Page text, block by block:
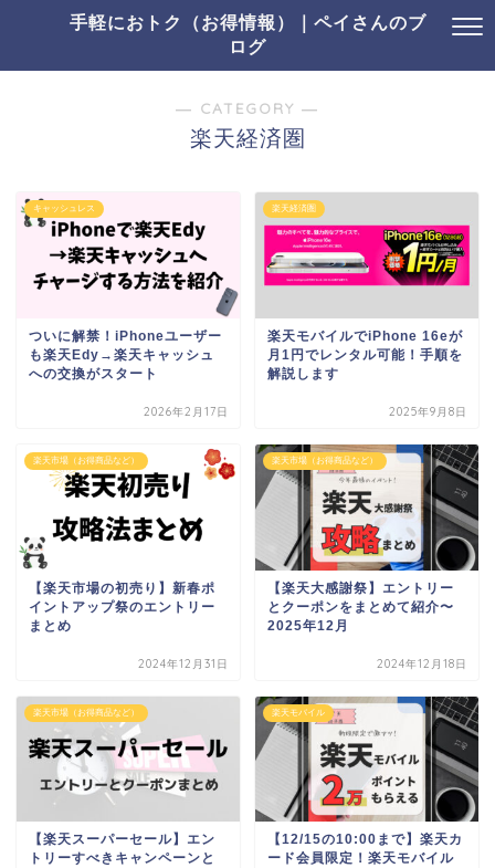
手軽におトク（お得情報）｜ペイさんのブ
ログ
― CATEGORY ―
楽天経済圏
キャッシュレス
ついに解禁！iPhoneユーザー
も楽天Edy→楽天キャッシュ
への交換がスタート
2026年2月17日
楽天経済圏
楽天モバイルでiPhone 16eが
月1円でレンタル可能！手順を
解説します
2025年9月8日
楽天市場（お得商品など）
【楽天市場の初売り】新春ポ
イントアップ祭のエントリー
まとめ
2024年12月31日
楽天市場（お得商品など）
【楽天大感謝祭】エントリー
とクーポンをまとめて紹介〜
2025年12月
2024年12月18日
楽天市場（お得商品など）
【楽天スーパーセール】エン
トリーすべきキャンペーンと
楽天モバイル
【12/15の10:00まで】楽天カ
ード会員限定！楽天モバイル